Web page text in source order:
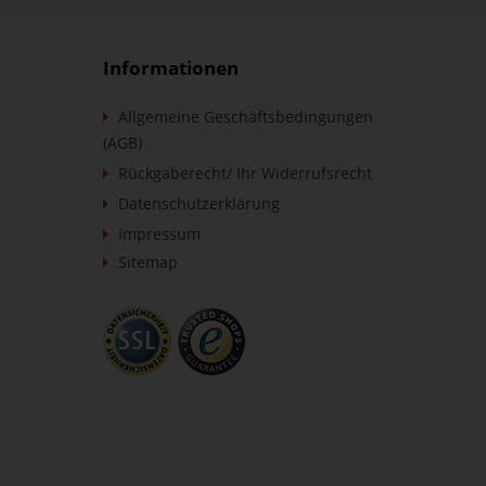
Informationen
Allgemeine Geschäftsbedingungen
(AGB)
Rückgaberecht/ Ihr Widerrufsrecht
Datenschutzerklärung
Impressum
Sitemap